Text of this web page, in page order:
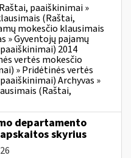
Raštai, paaiškinimai »
(Raštai,
mokesčio klausimais
» Gyventojų pajamų
2014
vertės mokesčio
» Pridėtinės vertės
Archyvas »
(Raštai,
departamento
apskaitos skyrius